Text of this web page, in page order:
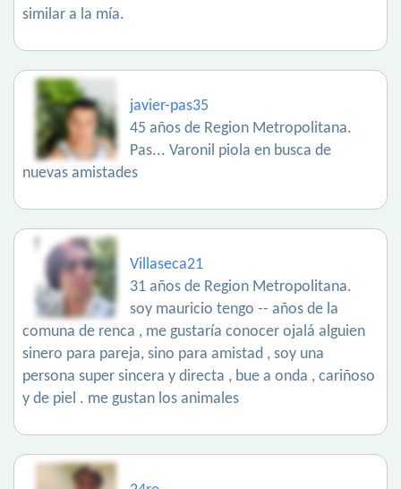
similar a la mía.
javier-pas35
45 años de Region Metropolitana.
Pas... Varonil piola en busca de
nuevas amistades
Villaseca21
31 años de Region Metropolitana.
soy mauricio tengo -- años de la
comuna de renca , me gustaría conocer ojalá alguien
sinero para pareja, sino para amistad , soy una
persona super sincera y directa , bue a onda , cariñoso
y de piel . me gustan los animales